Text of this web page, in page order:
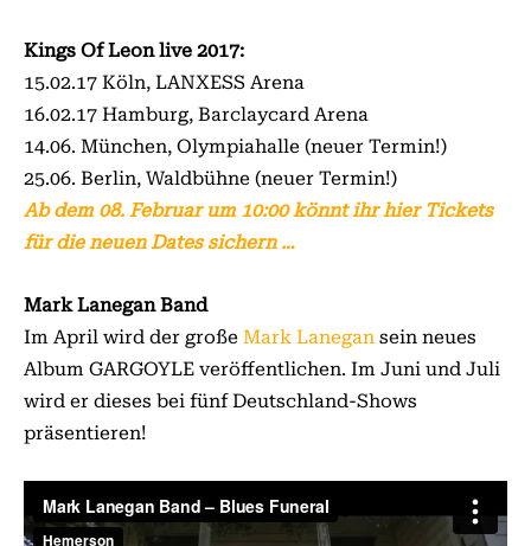
Kings Of Leon live 2017:
15.02.17 Köln, LANXESS Arena
16.02.17 Hamburg, Barclaycard Arena
14.06. München, Olympiahalle (neuer Termin!)
25.06. Berlin, Waldbühne (neuer Termin!)
Ab dem 08. Februar um 10:00 könnt ihr hier Tickets
für die neuen Dates sichern …
Mark Lanegan Band
Im April wird der große Mark Lanegan sein neues
Album GARGOYLE veröffentlichen. Im Juni und Juli
wird er dieses bei fünf Deutschland-Shows
präsentieren!